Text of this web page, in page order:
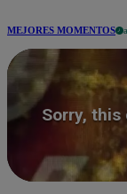
MEJORES MOMENTOS